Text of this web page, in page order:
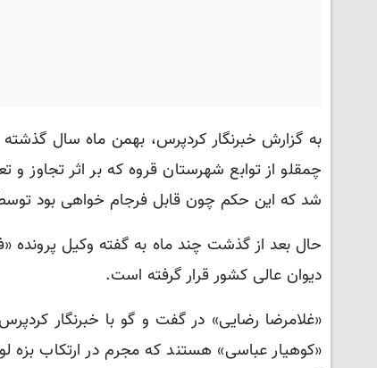
چمقلو از توابع شهرستان قروه که بر اثر
شد که این حکم چون قابل فرجام خواهی بود توسط
حال بعد از گذشت چند ماه به گفته وکیل پرونده
دیوان عالی کشور قرار گرفته است.
«غلامرضا رضایی» در گفت و گو با خبرنگار
«کوهیار عباسی» هستند که مجرم در ارتکاب بزه